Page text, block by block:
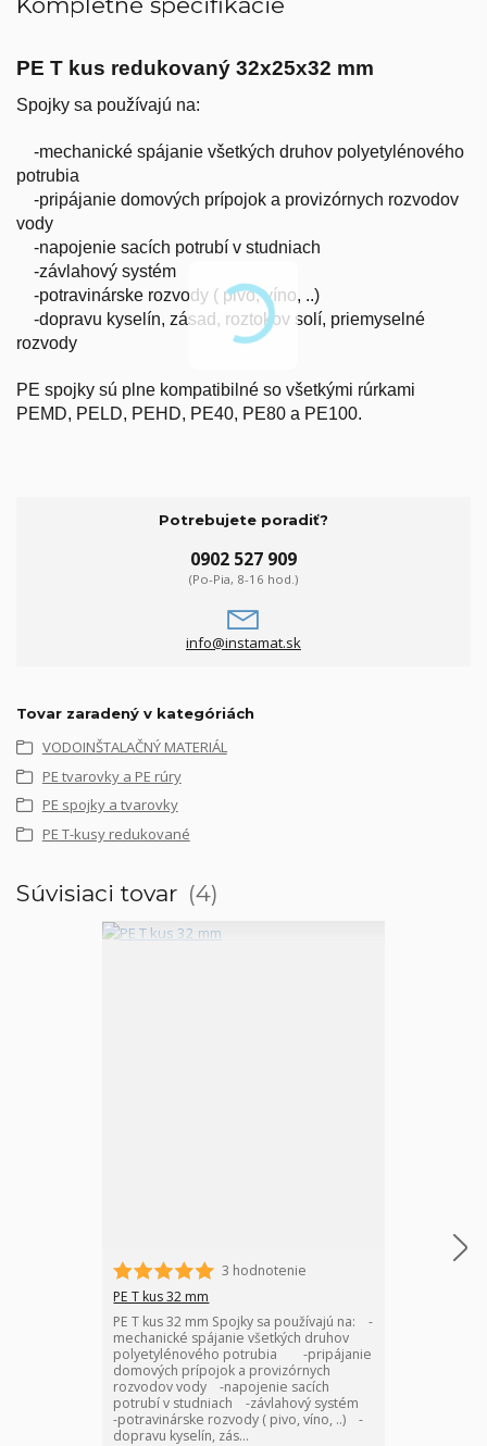
PE T kus redukovaný 32x25x32 mm
Spojky sa používajú na:
-mechanické spájanie všetkých druhov polyetylénového
potrubia
-pripájanie domových prípojok a provizórnych rozvodov
vody
-napojenie sacích potrubí v studniach
-závlahový systém
-potravinárske rozvody ( pivo, víno, ..)
-dopravu kyselín, zásad, roztokov solí, priemyselné
rozvody
PE spojky sú plne kompatibilné so všetkými rúrkami
PEMD, PELD, PEHD, PE40, PE80 a PE100.
Potrebujete poradiť?
0902 527 909
(Po-Pia, 8-16 hod.)
info@instamat.sk
Tovar zaradený v kategóriách
VODOINŠTALAČNÝ MATERIÁL
PE tvarovky a PE rúry
PE spojky a tvarovky
PE T-kusy redukované
Súvisiaci tovar 4
3 hodnotenie
PE T kus 32 mm
PE T kus 32 mm Spojky sa používajú na: -
mechanické spájanie všetkých druhov
polyetylénového potrubia -pripájanie
domových prípojok a provizórnych
rozvodov vody -napojenie sacích
potrubí v studniach -závlahový systém
-potravinárske rozvody ( pivo, víno, ..) -
dopravu kyselín, zás...